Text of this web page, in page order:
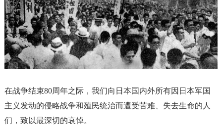
在战争结束80周年之际，我们向日本国内外所有因日本军国
主义发动的侵略战争和殖民统治而遭受苦难、失去生命的人
们，致以最深切的哀悼。